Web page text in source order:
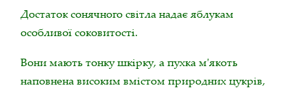
Достаток сонячного світла надає яблукам
особливої соковитості.
Вони мають тонку шкірку, а пухка м'якоть
наповнена високим вмістом природних цукрів,